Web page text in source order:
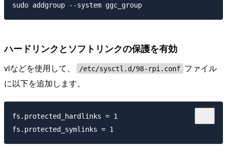
ハードリンクとソフトリンクの保護を有効
viなどを使用して、 /etc/sysctl.d/98-rpi.conf ファイル
に以下を追加します。
fs.protected_hardlinks = 1